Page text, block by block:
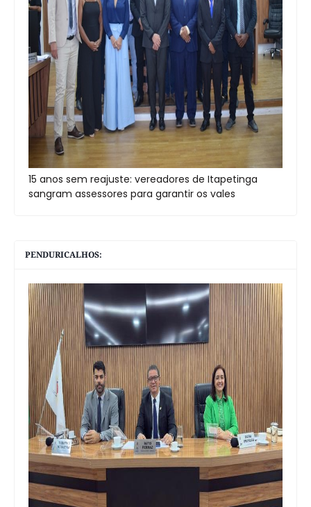
15 anos sem reajuste: vereadores de Itapetinga
sangram assessores para garantir os vales
PENDURICALHOS: